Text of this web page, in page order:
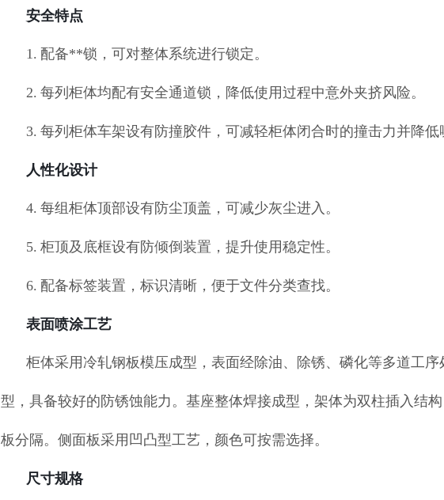
安全特点
1. 配备**锁，可对整体系统进行锁定。
2. 每列柜体均配有安全通道锁，降低使用过程中意外夹挤风险。
3. 每列柜体车架设有防撞胶件，可减轻柜体闭合时的撞击力并降低
人性化设计
4. 每组柜体顶部设有防尘顶盖，可减少灰尘进入。
5. 柜顶及底框设有防倾倒装置，提升使用稳定性。
6. 配备标签装置，标识清晰，便于文件分类查找。
表面喷涂工艺
柜体采用冷轧钢板模压成型，表面经除油、除锈、磷化等多道工
型，具备较好的防锈蚀能力。基座整体焊接成型，架体为双柱插入结
板分隔。侧面板采用凹凸型工艺，颜色可按需选择。
尺寸规格